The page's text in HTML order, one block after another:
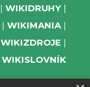
WIKIDRUHY
WIKIMANIA
WIKIZDROJE
WIKISLOVNÍK